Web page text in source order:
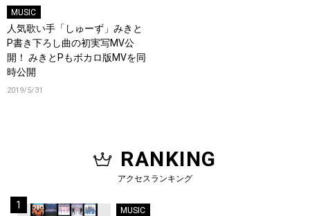
MUSIC
人気歌い手「しゅーず」みきと
P書き下ろし曲の初実写MV公
開！ みきとPもボカロ版MVを同
時公開
2019/5/31
RANKING
アクセスランキング
MUSIC